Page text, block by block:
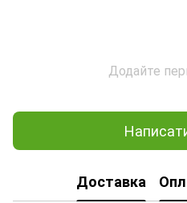
Додайте
Доставка